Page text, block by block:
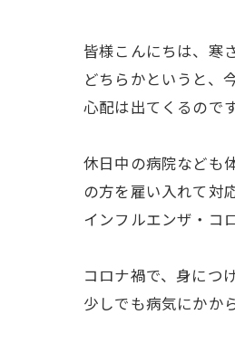
皆様こんにちは、寒
どちらかというと、
心配は出てくるので
休日中の病院なども
の方を雇い入れて対
インフルエンザ・コ
コロナ禍で、身につ
少しでも病気にかか